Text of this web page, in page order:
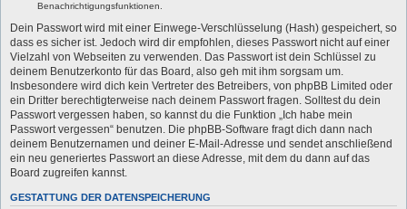
Benachrichtigungsfunktionen.
Dein Passwort wird mit einer Einwege-Verschlüsselung (Hash) gespeichert, so
dass es sicher ist. Jedoch wird dir empfohlen, dieses Passwort nicht auf einer
Vielzahl von Webseiten zu verwenden. Das Passwort ist dein Schlüssel zu
deinem Benutzerkonto für das Board, also geh mit ihm sorgsam um.
Insbesondere wird dich kein Vertreter des Betreibers, von phpBB Limited oder
ein Dritter berechtigterweise nach deinem Passwort fragen. Solltest du dein
Passwort vergessen haben, so kannst du die Funktion „Ich habe mein
Passwort vergessen“ benutzen. Die phpBB-Software fragt dich dann nach
deinem Benutzernamen und deiner E-Mail-Adresse und sendet anschließend
ein neu generiertes Passwort an diese Adresse, mit dem du dann auf das
Board zugreifen kannst.
GESTATTUNG DER DATENSPEICHERUNG